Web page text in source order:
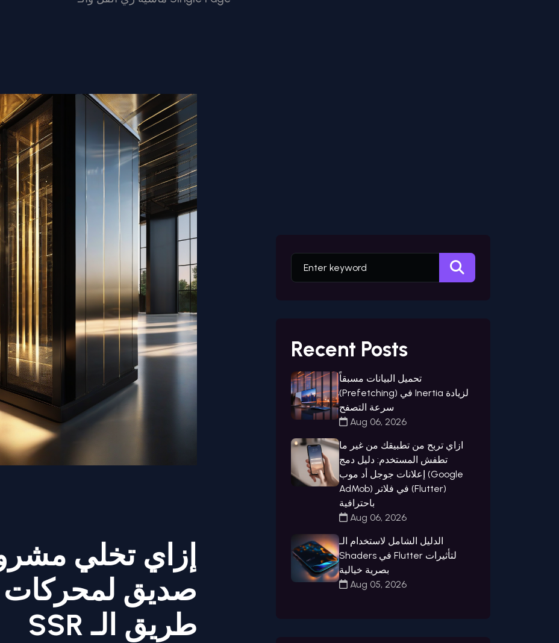
صديق
طريق الـ SSR
Recent Posts
تحميل البيانات مسبقاً
(Prefetching) في Inertia لزيادة
سرعة التصفح
Aug 06, 2026
ازاي تربح من تطبيقك من غير ما
تطفش المستخدم: دليل دمج
إعلانات جوجل أد موب (Google
AdMob) في فلاتر (Flutter)
باحترافية
Aug 06, 2026
الدليل الشامل لاستخدام الـ
Shaders في Flutter لتأثيرات
بصرية خيالية
Aug 05, 2026